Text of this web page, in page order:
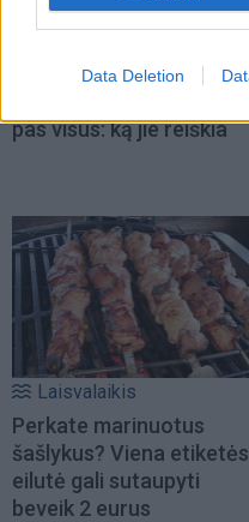
Data Deletion
Laisvalaikis
pas visus: ką jie reiškia
Laisvalaikis
Perkate marinuotus
šašlykus? Viena etiketės
eilutė gali sutaupyti
beveik 2 eurus